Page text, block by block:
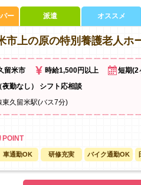
ー 派遣 オススメ
市上の原の特別養護老人
留米市 時給1,500円以上
短期(2
夜勤なし） シフト応相談
東久留米駅(バス7分)
車通勤OK 研修充実 バイク通勤OK